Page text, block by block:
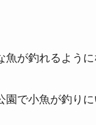
が釣れるように
で小魚が釣りに